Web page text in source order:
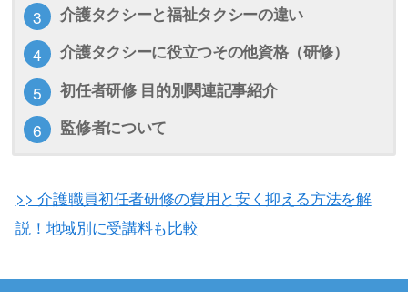
介護タクシーと福祉タクシーの違い
介護タクシーに役立つその他資格（研修）
初任者研修 目的別関連記事紹介
監修者について
>> 介護職員初任者研修の費用と安く抑える方法を解
説！地域別に受講料も比較